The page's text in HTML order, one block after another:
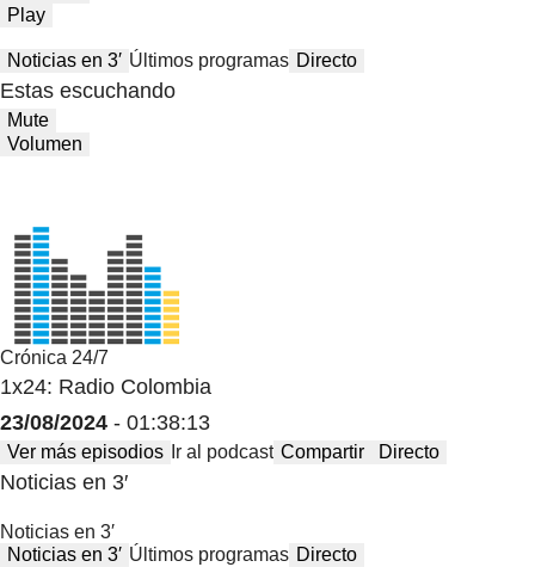
Play
Noticias en 3′ Últimos programas Directo
Estas escuchando
Mute
Volumen
Crónica 24/7
1x24: Radio Colombia
23/08/2024 - 01:38:13
Ver más episodios Ir al podcast Compartir Directo
Noticias en 3′
Noticias en 3′
Noticias en 3′ Últimos programas Directo